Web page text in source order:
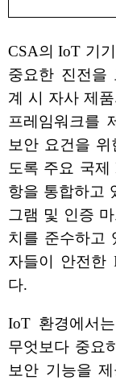
CSA의 IoT 기
중요한 진전을
계 시 자사 제
프레임워크를
보안 요건을
도록 주요 국
항을 통합하고
그램 및 인증
치를 준수하고
자들이 안전한
다.
IoT 환경에서
무엇보다 중요
보안 기능을